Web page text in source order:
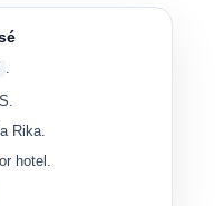
.
Rika.
hotel.